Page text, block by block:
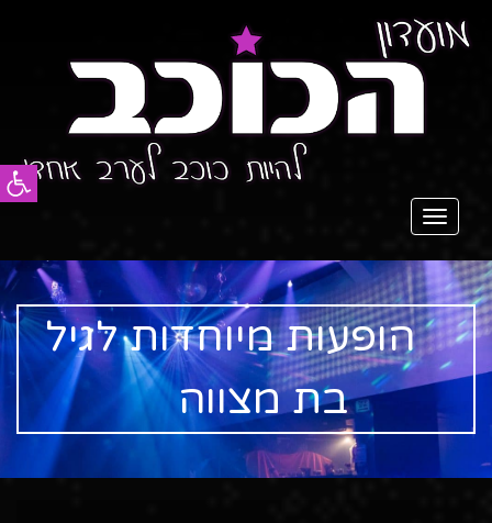
פתח
תפריט
הופעות מיוחדות לגיל
בת מצווה